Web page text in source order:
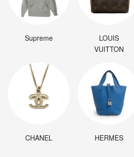
Supreme
LOUIS
VUITTON
CHANEL HERMES